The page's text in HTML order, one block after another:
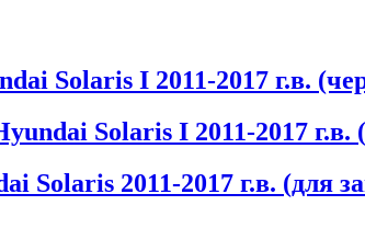
Solaris I 2011-2017 г.в.
Solaris I 2011-2017
Solaris 2011-2017 г.в. (для